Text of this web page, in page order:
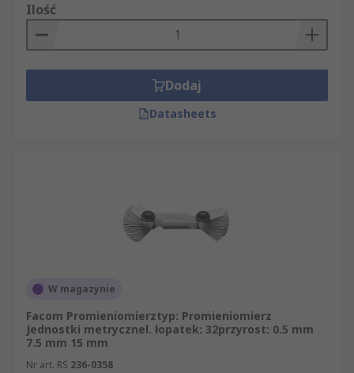
Ilość
Dodaj
Datasheets
W magazynie
Facom Promieniomierztyp: Promieniomierz
Jednostki metrycznel. łopatek: 32przyrost: 0.5 mm
7.5 mm 15 mm
Nr art. RS 236-0358